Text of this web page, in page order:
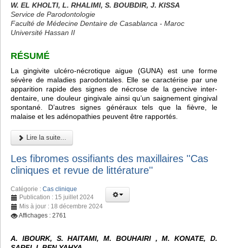
W. EL KHOLTI, L. RHALIMI, S. BOUBDIR, J. KISSA
Service de Parodontologie
Faculté de Médecine Dentaire de Casablanca - Maroc
Université Hassan II
RÉSUMÉ
La gingivite ulcéro-nécrotique aigue (GUNA) est une forme
sévère de maladies parodontales. Elle se caractérise par une
apparition rapide des signes de nécrose de la gencive inter-
dentaire, une douleur gingivale ainsi qu’un saignement gingival
spontané. D’autres signes généraux tels que la fièvre, le
malaise et les adénopathies peuvent être rapportés.
Lire la suite...
Les fibromes ossifiants des maxillaires ''Cas
cliniques et revue de littérature''
Catégorie : Cas clinique
Publication : 15 juillet 2024
Mis à jour : 18 décembre 2024
Affichages : 2761
A. IBOURK, S. HAITAMI, M. BOUHAIRI , M. KONATE, D.